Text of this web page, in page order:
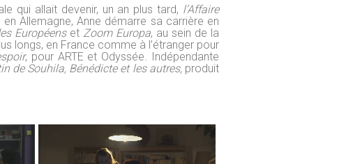
qui allait devenir, un an plus tard, l’Affaire
Allemagne, Anne démarre sa carrière en
Européenset Zoom Europa, au sein de la
longs, en France comme à l’étranger pour
, pour ARTE et Odyssée. Indépendante
de Souhila, Bénédicte et les autres, produit